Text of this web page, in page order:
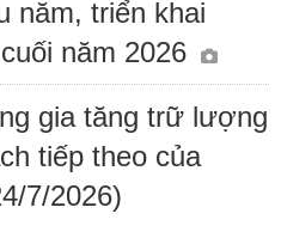
năm, triển khai
năm 2026
gia tăng trữ lượng
tiếp theo của
7/2026)